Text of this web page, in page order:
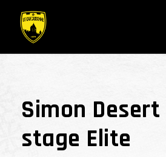
Simon Desert
stage Elite